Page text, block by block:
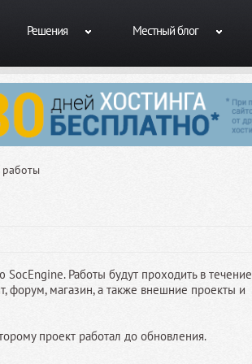
Решения Местный блог
работы
Работы будут проходить в течение
форум, магазин, а также внешние проекты и
проект работал до обновления.